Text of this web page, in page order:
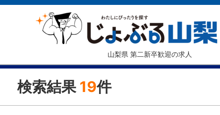
山梨県 第二新卒歓迎の求人
検索結果 19件